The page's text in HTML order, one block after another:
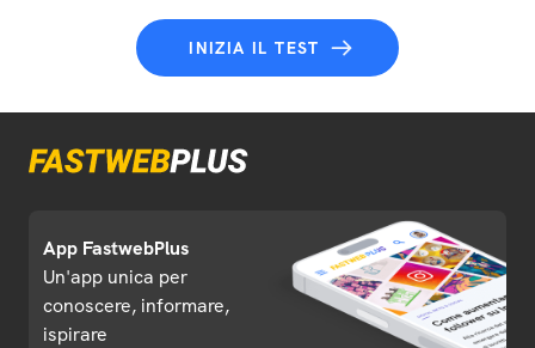
INIZIA IL TEST
App FastwebPlus
Un'app unica per
conoscere, informare,
ispirare